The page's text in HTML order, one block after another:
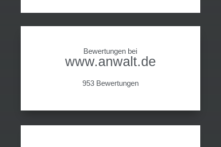
am Boden zerstört
Frage nach dem
„warum“. In
meinem ersten
Prozess wurde ich
Rechtsanwalt
verurteilt.
stieß ich im
Bewertungen bei
www.anwalt.de
953 Bewertungen